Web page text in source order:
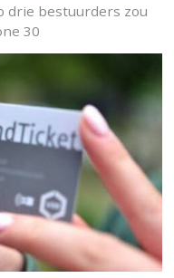
drie bestuurders zou
30